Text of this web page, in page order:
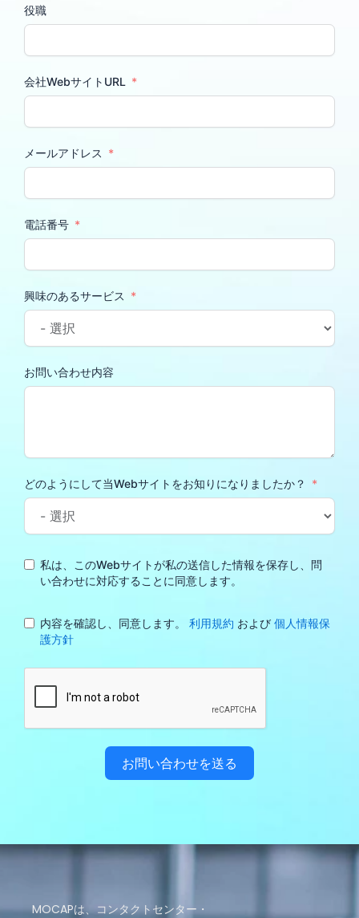
役職
会社WebサイトURL
メールアドレス
電話番号
興味のあるサービス
お問い合わせ内容
どのようにして当Webサイトをお知りになりましたか？
私は、このWebサイトが私の送信した情報を保存し、問
い合わせに対応することに同意します。
内容を確認し、同意します。 利用規約 および 個人情報保
護方針
お問い合わせを送る
MOCAPは、コンタクトセンター・